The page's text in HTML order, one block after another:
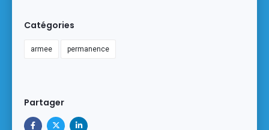
Catégories
armee permanence
Partager